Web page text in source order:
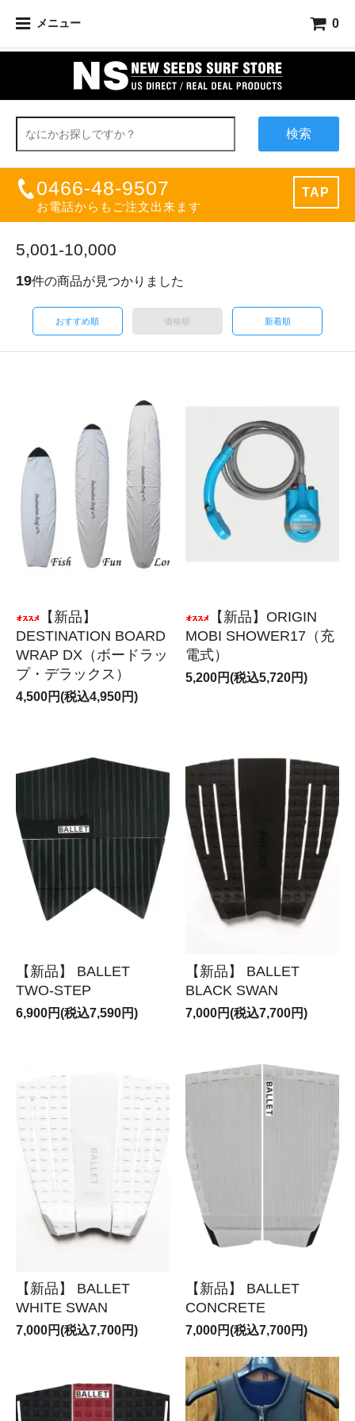
メニュー 0
検索
0466-48-9507
お電話からもご注文出来ます
TAP
5,001-10,000
19件の商品が見つかりました
おすすめ順 価格順 新着順
【新品】
DESTINATION BOARD
WRAP DX（ボードラッ
プ・デラックス）
4,500円(税込4,950円)
【新品】ORIGIN
MOBI SHOWER17（充
電式）
5,200円(税込5,720円)
【新品】 BALLET
TWO-STEP
6,900円(税込7,590円)
【新品】 BALLET
BLACK SWAN
7,000円(税込7,700円)
【新品】 BALLET
WHITE SWAN
7,000円(税込7,700円)
【新品】 BALLET
CONCRETE
7,000円(税込7,700円)